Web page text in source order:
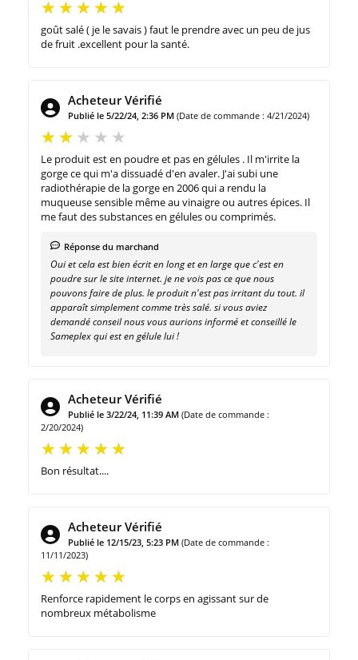
goût salé ( je le savais ) faut le prendre avec un peu de jus
de fruit .excellent pour la santé.
Acheteur Vérifié
Publié le 5/22/24, 2:36 PM (Date de commande : 4/21/2024)
Le produit est en poudre et pas en gélules . Il m'irrite la
gorge ce qui m'a dissuadé d'en avaler. J'ai subi une
radiothérapie de la gorge en 2006 qui a rendu la
muqueuse sensible même au vinaigre ou autres épices. Il
me faut des substances en gélules ou comprimés.
Réponse du marchand
Oui et cela est bien écrit en long et en large que c'est en
poudre sur le site internet. je ne vois pas ce que nous
pouvons faire de plus. le produit n'est pas irritant du tout. il
apparaît simplement comme très salé. si vous aviez
demandé conseil nous vous aurions informé et conseillé le
Sameplex qui est en gélule lui !
Acheteur Vérifié
Publié le 3/22/24, 11:39 AM (Date de commande :
2/20/2024)
Bon résultat....
Acheteur Vérifié
Publié le 12/15/23, 5:23 PM (Date de commande :
11/11/2023)
Renforce rapidement le corps en agissant sur de
nombreux métabolisme